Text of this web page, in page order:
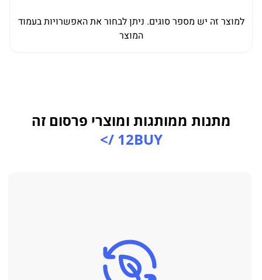
למוצר זה יש מספר סוגים. ניתן לבחור את האפשרויות בעמוד
המוצר
מתנות ממותגות ומוצרי פרסום זה
12BUY />